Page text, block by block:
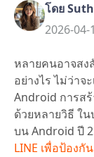
iAnyGo
โดย
2026-04-
หลายคนอาจสง
อย่างไร ไม่ว่าจ
Android การสร้
ด้วยหลายวิธี ใน
บน Android ปี
LINE เพื่อป้อง